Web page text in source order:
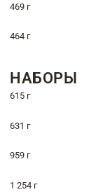
469 г
464 г
НАБОРЫ
615 г
631 г
959 г
1 254 г